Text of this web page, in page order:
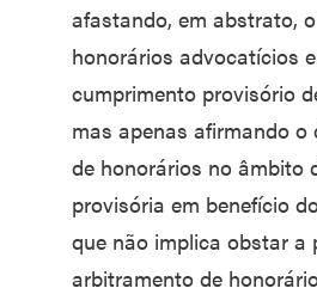
afastando, em abstrato,
honorários advocatícios
cumprimento provisório
mas apenas afirmando o
de honorários no âmbito
provisória em benefício
que não implica obstar a
arbitramento de